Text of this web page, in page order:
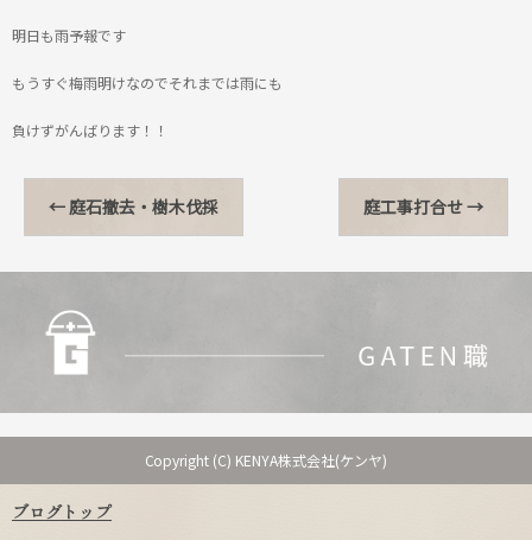
明日も雨予報です
もうすぐ梅雨明けなのでそれまでは雨にも
負けずがんばります！！
← 庭石撤去・樹木伐採 庭工事打合せ→
Copyright (C) KENYA株式会社(ケンヤ)
ブログトップ